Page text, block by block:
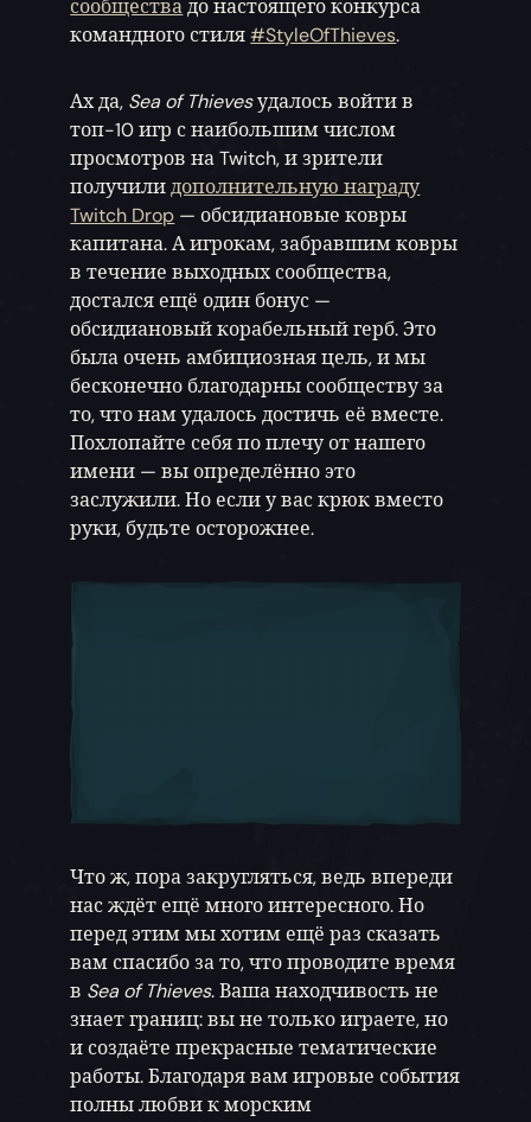
сообществадо настоящего конкурса
командного стиля#StyleOfThieves.
Ах да, Sea of Thievesудалось войти в
топ-10 игр с наибольшим числом
просмотров на Twitch, и зрители
получилидополнительную награду
Twitch Drop — обсидиановые ковры
капитана. А игрокам, забравшим ковры
в течение выходных сообщества,
достался ещё один бонус —
обсидиановый корабельный герб. Это
была очень амбициозная цель, и мы
бесконечно благодарны сообществу за
то, что нам удалось достичь её вместе.
Похлопайте себя по плечу от нашего
имени — вы определённо это
заслужили. Но если у вас крюк вместо
руки, будьте осторожнее.
Что ж, пора закругляться, ведь впереди
нас ждёт ещё много интересного. Но
перед этим мы хотим ещё раз сказать
вам спасибо за то, что проводите время
в Sea of Thieves. Ваша находчивость не
знает границ: вы не только играете, но
и создаёте прекрасные тематические
работы. Благодаря вам игровые события
полны любви к морским